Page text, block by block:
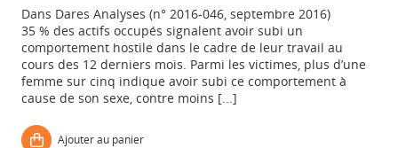
Dans Dares Analyses (n° 2016-046, septembre 2016)
35 % des actifs occupés signalent avoir subi un
comportement hostile dans le cadre de leur travail au
cours des 12 derniers mois. Parmi les victimes, plus d’une
femme sur cinq indique avoir subi ce comportement à
cause de son sexe, contre moins [...]
Ajouter au panier